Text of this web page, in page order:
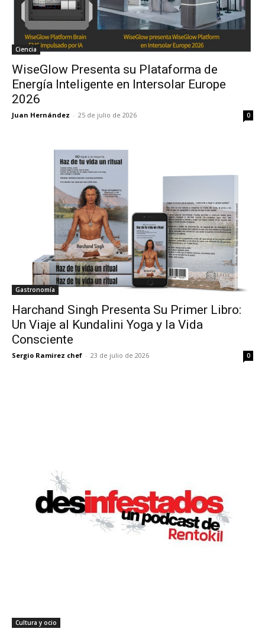
Ciencia
WiseGlow Presenta su Plataforma de
Energía Inteligente en Intersolar Europe
2026
Juan Hernández - 25 de julio de 2026 0
Gastronomía
Harchand Singh Presenta Su Primer Libro:
Un Viaje al Kundalini Yoga y la Vida
Consciente
Sergio Ramirez chef - 23 de julio de 2026 0
Cultura y ocio